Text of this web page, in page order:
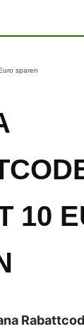
sparen
10